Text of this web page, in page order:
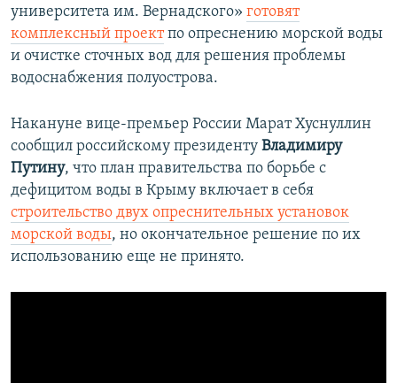
университета им. Вернадского» готовят
комплексный проектпо опреснению морской воды
и очистке сточных вод для решения проблемы
водоснабжения полуострова.
Накануне вице-премьер России Марат Хуснуллин
сообщил российскому президенту Владимиру
Путину, что план правительства по борьбе с
дефицитом воды в Крыму включает в себя
строительство двух опреснительных установок
морской воды, но окончательное решение по их
использованию еще не принято.